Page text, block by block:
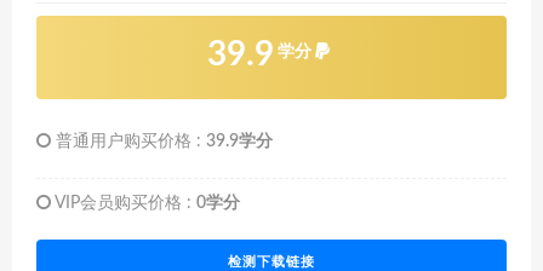
39.9 学分
普通用户购买价格 : 39.9学分
VIP会员购买价格 : 0学分
检测下载链接